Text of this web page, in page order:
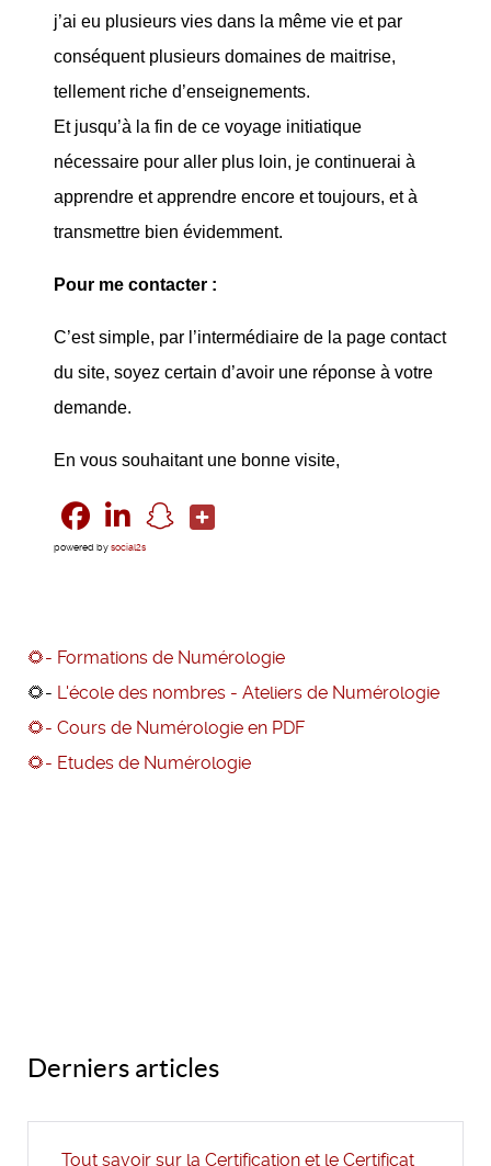
j’ai eu plusieurs vies dans la même vie et par
conséquent plusieurs domaines de maitrise,
tellement riche d’enseignements.
Et jusqu’à la fin de ce voyage initiatique
nécessaire pour aller plus loin, je continuerai à
apprendre et apprendre encore et toujours, et à
transmettre bien évidemment.
Pour me contacter :
C’est simple, par l’intermédiaire de la page contact
du site, soyez certain d’avoir une réponse à votre
demande.
En vous souhaitant une bonne visite,
powered by social2s
🌻- Formations de Numérologie
🌻- L'école des nombres - Ateliers de Numérologie
🌻- Cours de Numérologie en PDF
🌻- Etudes de Numérologie
Derniers articles
Tout savoir sur la Certification et le Certificat